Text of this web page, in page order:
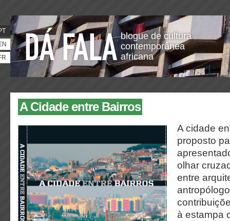
blogue de cultura
contemporânea
africana
A Cidade entre Bairros
A cidade
proposto
olhar
entre
à estampa